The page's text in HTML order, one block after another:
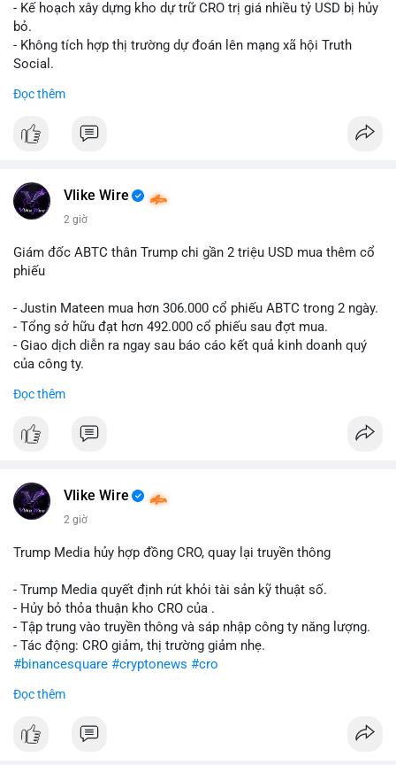
Lời khuyên cho nhà đầu tư nhỏ lẻ: Theo dõi xác nhận giao dịch
và dòng tiền tiếp theo từ ví nguồn. Khối lượng này chưa đủ tạo
áp lực bán mạnh, nhưng nếu xuất hiện thêm 2-3 giao dịch
tương tự trong 24 giờ tới, khả năng cao là sóng điều chỉnh
ở vùng giá hiện tại.
#12dot1btc #786kusd
- Kế hoạch xây dựng kho dự trữ CRO trị giá nhiều tỷ USD bị hủy
bỏ.
- Không tích hợp thị trường dự đoán lên mạng xã hội Truth
Social.
#binancesquare
$cro
📰 Nguồn: Cointelegraph
Đọc thêm
Vlike Wire
2 giờ
Giám đốc ABTC thân Trump chi gần 2 triệu USD mua thêm cổ
phiếu
- Justin Mateen mua hơn 306.000 cổ phiếu ABTC trong 2 ngày.
- Tổng sở hữu đạt hơn 492.000 cổ phiếu sau đợt mua.
- Giao dịch diễn ra ngay sau báo cáo kết quả kinh doanh quý
của công ty.
#abtc #cryptonews
$btc $eth
📰 Nguồn: CoinDesk
Đọc thêm
Vlike Wire
2 giờ
Trump Media hủy hợp đồng CRO, quay lại truyền thông
- Trump Media quyết định rút khỏi tài sản kỹ thuật số.
- Hủy bỏ thỏa thuận kho CRO của .
- Tập trung vào truyền thông và sáp nhập công ty năng lượng.
- Tác động: CRO giảm, thị trường giảm nhẹ.
#binancesquare #cryptonews #cro
$cro
#vlikevn #titanbot
Đọc thêm